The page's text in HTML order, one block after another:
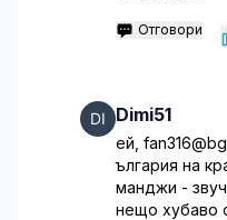
Отговори
Dimi51
ей,
ългария на
манджи -
нещо хубаво